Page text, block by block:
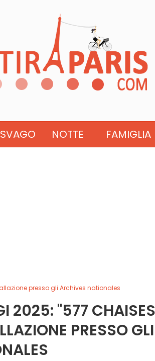
SVAGO NOTTE FAMIGLIA
presso gli Archives nationales
2025: "577
PRESSO GLI